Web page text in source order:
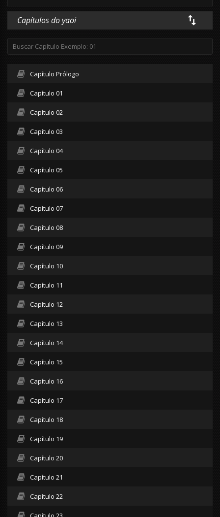
Capítulos do yaoi
Capítulo Prólogo
Capítulo 01
Capítulo 02
Capítulo 03
Capítulo 04
Capítulo 05
Capítulo 06
Capítulo 07
Capítulo 08
Capítulo 09
Capítulo 10
Capítulo 11
Capítulo 12
Capítulo 13
Capítulo 14
Capítulo 15
Capítulo 16
Capítulo 17
Capítulo 18
Capítulo 19
Capítulo 20
Capítulo 21
Capítulo 22